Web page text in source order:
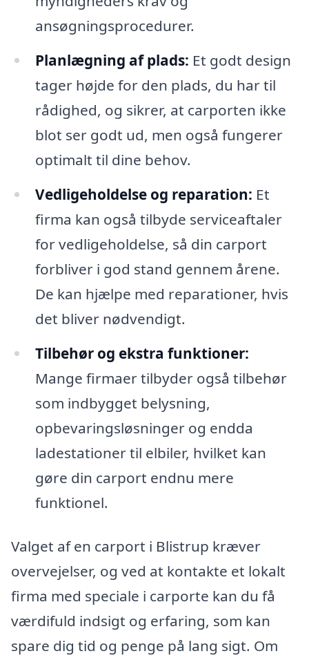
ansøgningsprocedurer.
Planlægning af plads: Et godt design
tager højde for den plads, du har til
rådighed, og sikrer, at carporten ikke
blot ser godt ud, men også fungerer
optimalt til dine behov.
Vedligeholdelse og reparation: Et
firma kan også tilbyde serviceaftaler
for vedligeholdelse, så din carport
forbliver i god stand gennem årene.
De kan hjælpe med reparationer, hvis
det bliver nødvendigt.
Tilbehør og ekstra funktioner:
Mange firmaer tilbyder også tilbehør
som indbygget belysning,
opbevaringsløsninger og endda
ladestationer til elbiler, hvilket kan
gøre din carport endnu mere
funktionel.
Valget af en carport i Blistrup kræver
overvejelser, og ved at kontakte et lokalt
firma med speciale i carporte kan du få
værdifuld indsigt og erfaring, som kan
spare dig tid og penge på lang sigt. Om